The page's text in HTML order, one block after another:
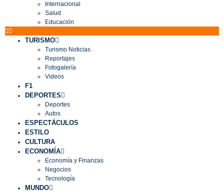
Internacional
Salud
Educación
TURISMO
Turismo Noticias
Reportajes
Fotogalería
Videos
F1
DEPORTES
Deportes
Autos
ESPECTÁCULOS
ESTILO
CULTURA
ECONOMÍA
Economía y Finanzas
Negocios
Tecnología
MUNDO